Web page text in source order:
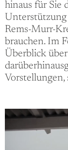
hinaus für Sie
Rems-Murr-
brauchen. Im
Überblick
Vorstellungen,